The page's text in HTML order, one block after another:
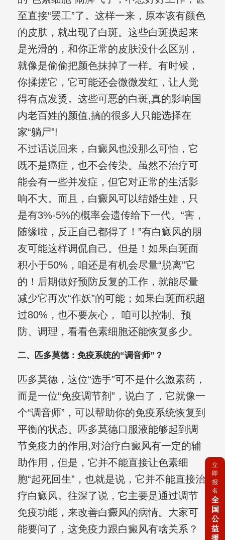
至直接“罢工”了。这样一来，原本该有颜色
的皮肤，就出现了白斑。这些白斑摸起来
是光滑的，和你正常的皮肤没什么区别，
就像是偷偷把颜色抹掉了一样。有时候，
你揉搓它，它可能还会微微发红，让人觉
得有点发烫。这些可恶的白斑,真的影响国
内老百姓的颜值,搞的很多人只能选择在
家“躺尸”!
不过话说回来，白癜风也没那么可怕，它
既不是癌症，也不会传染。虽然不治疗可
能会有一些并发症，但它对正常的生活影
响不大。而且，白癜风可以结婚生娃，只
是有3%-5%的概率会遗传给下一代。“害，
随缘啦，反正自己都得了！”有白癜风的朋
友可能这样调侃自己。但是！如果白斑面
积小于50%，咱还是有机会尽量“脱离”它
的！后期做好预防反复的工作，就能尽量
减少它再次“作妖”的可能；如果白斑面积超
过80%，也不要灰心， 咱可以控制、预
防、调理，看看色素细胞还能恢复多少。
二、匹多莫德：免疫系统的“调音师”？
匹多莫德，这位“选手”可不是什么激素药，
而是一位“免疫调节剂”，说白了，它就像一
个“调音师”，可以帮助你的免疫系统恢复到
平衡的状态。匹多莫德口服液能够起到调
节免疫力的作用,对治疗白癜风有一定的辅
助作用，但是，它并不能直接让色素细
胞“起死回生”，也就是说，它并不能直接治
疗白癜风。往深了说，它主要是通过调节
免疫功能，来改善白癜风的病情。大家可
能要问了，这免疫力跟白癜风有啥关系？
立
即
报
名
全
国
公
益
援